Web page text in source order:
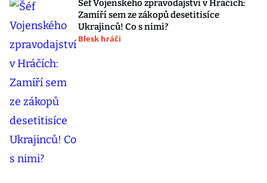
Šéf Vojenského zpravodajství v Hráčích:
Zamíří sem ze zákopů desetitisíce
Ukrajinců! Co s nimi?
Blesk hráči